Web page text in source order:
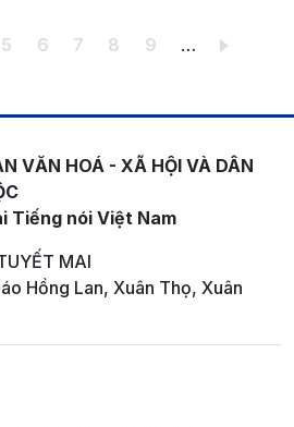
Trang
5 Trang
6 Trang
7 Trang
8 Trang
9 …
VĂN HOÁ - XÃ HỘI VÀ DÂN
Tiếng nói Việt Nam
MAI
Hồng Lan, Xuân Thọ, Xuân